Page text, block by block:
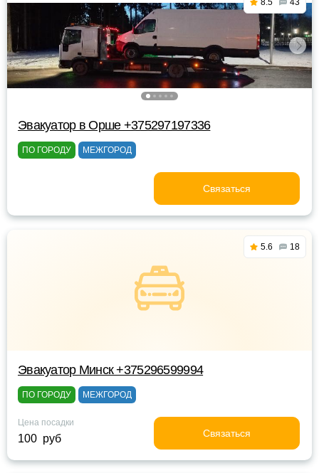
8.5 43
Эвакуатор в Орше +375297197336
ПО ГОРОДУ МЕЖГОРОД
Связаться
5.6 18
Эвакуатор Минск +375296599994
ПО ГОРОДУ МЕЖГОРОД
Цена посадки
100 руб Связаться